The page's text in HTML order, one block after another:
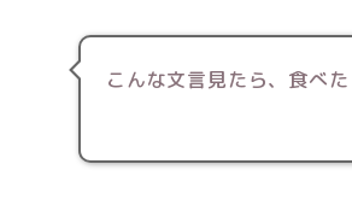
こんな文言見たら、食べ